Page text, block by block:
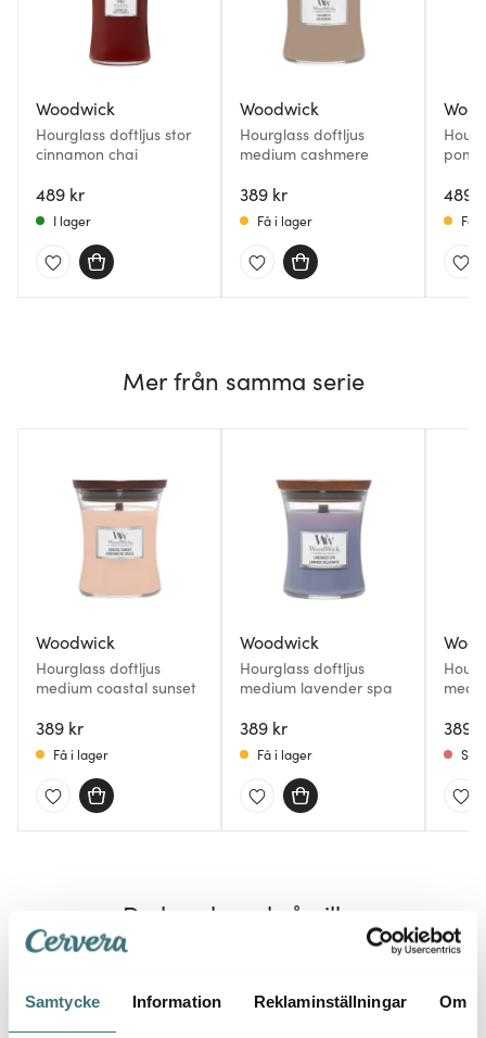
Samtycke Information Reklaminställningar Om
Woodwick
Hourglass doftljus stor
cinnamon chai
489 kr
I lager
Woodwick
Hourglass doftljus
medium cashmere
389 kr
Få i lager
489
Få
Mer från samma serie
Woodwick
Hourglass doftljus
medium coastal sunset
389 kr
Få i lager
Woodwick
Hourglass doftljus
medium lavender spa
389 kr
Få i lager
389
Du kanske också gillar
25%